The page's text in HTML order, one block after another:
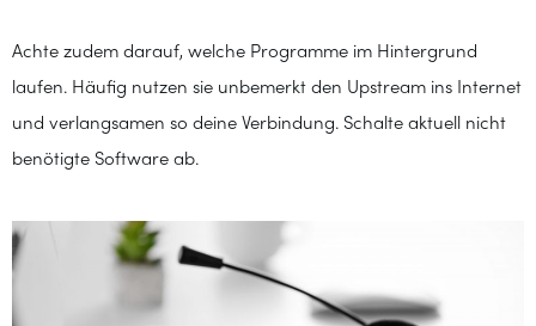
Achte zudem darauf, welche Programme im Hintergrund
laufen. Häufig nutzen sie unbemerkt den Upstream ins Internet
und verlangsamen so deine Verbindung. Schalte aktuell nicht
benötigte Software ab.